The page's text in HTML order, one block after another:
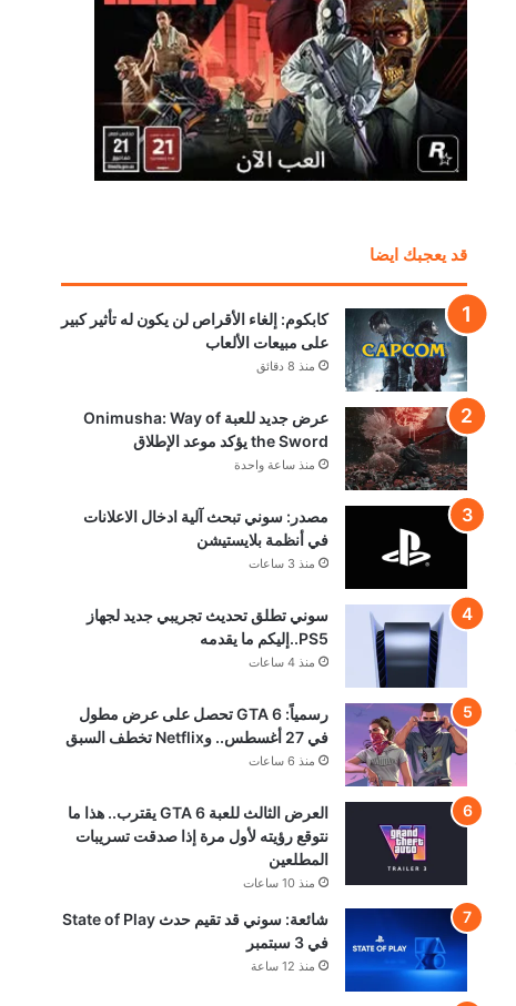
قد يعجبك ايضا
كابكوم: إلغاء الأقراص لن يكون له تأثير كبير
على مبيعات الألعاب
منذ 8 دقائق
عرض جديد للعبة Onimusha: Way of
the Sword يؤكد موعد الإطلاق
منذ ساعة واحدة
مصدر: سوني تبحث آلية ادخال الاعلانات
في أنظمة بلايستيشن
منذ 3 ساعات
سوني تطلق تحديث تجريبي جديد لجهاز
PS5..إليكم ما يقدمه
منذ 4 ساعات
رسمياً: GTA 6 تحصل على عرض مطول
في 27 أغسطس.. وNetflix تخطف السبق
منذ 6 ساعات
العرض الثالث للعبة GTA 6 يقترب.. هذا ما
نتوقع رؤيته لأول مرة إذا صدقت تسريبات
المطلعين
منذ 10 ساعات
شائعة: سوني قد تقيم حدث State of Play
في 3 سبتمبر
منذ 12 ساعة